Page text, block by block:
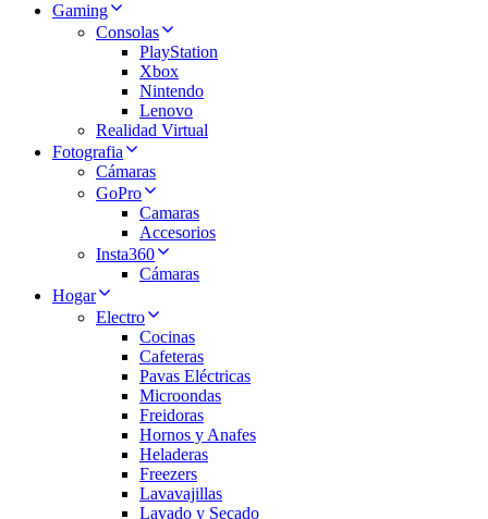
Gaming
Consolas
PlayStation
Xbox
Nintendo
Lenovo
Realidad Virtual
Fotografia
Cámaras
GoPro
Camaras
Accesorios
Insta360
Cámaras
Hogar
Electro
Cocinas
Cafeteras
Pavas Eléctricas
Microondas
Freidoras
Hornos y Anafes
Heladeras
Freezers
Lavavajillas
Lavado y Secado